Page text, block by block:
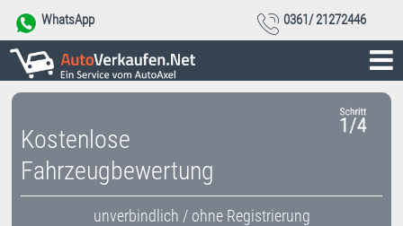
WhatsApp 0361/ 21272446
Kostenlose
Fahrzeugbewertung
unverbindlich / ohne Registrierung